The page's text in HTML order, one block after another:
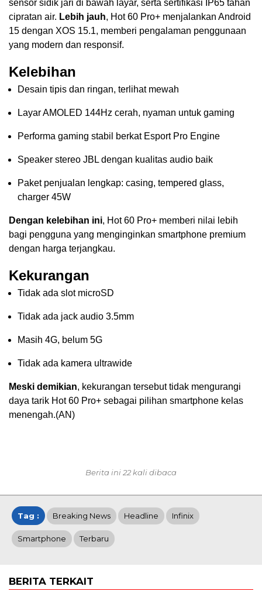
sensor sidik jari di bawah layar, serta sertifikasi IP65 tahan
cipratan air. Lebih jauh, Hot 60 Pro+ menjalankan Android
15 dengan XOS 15.1, memberi pengalaman penggunaan
yang modern dan responsif.
Kelebihan
Desain tipis dan ringan, terlihat mewah
Layar AMOLED 144Hz cerah, nyaman untuk gaming
Performa gaming stabil berkat Esport Pro Engine
Speaker stereo JBL dengan kualitas audio baik
Paket penjualan lengkap: casing, tempered glass,
charger 45W
Dengan kelebihan ini, Hot 60 Pro+ memberi nilai lebih
bagi pengguna yang menginginkan smartphone premium
dengan harga terjangkau.
Kekurangan
Tidak ada slot microSD
Tidak ada jack audio 3.5mm
Masih 4G, belum 5G
Tidak ada kamera ultrawide
Meski demikian, kekurangan tersebut tidak mengurangi
daya tarik Hot 60 Pro+ sebagai pilihan smartphone kelas
menengah.(AN)
Berita ini 22 kali dibaca
Tag : Breaking News Headline Infinix
Smartphone Terbaru
BERITA TERKAIT